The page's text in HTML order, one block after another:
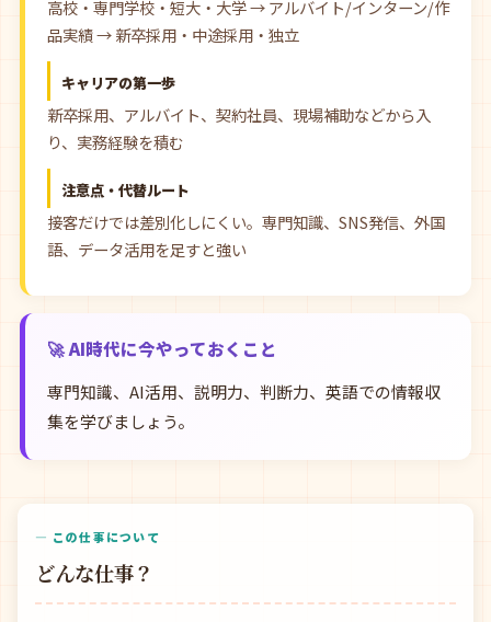
高校・専門学校・短大・大学 → アルバイト/インターン/作
品実績 → 新卒採用・中途採用・独立
キャリアの第一歩
新卒採用、アルバイト、契約社員、現場補助などから入
り、実務経験を積む
注意点・代替ルート
接客だけでは差別化しにくい。専門知識、SNS発信、外国
語、データ活用を足すと強い
🚀 AI時代に今やっておくこと
専門知識、AI活用、説明力、判断力、英語での情報収
集を学びましょう。
— この仕事について
どんな仕事？